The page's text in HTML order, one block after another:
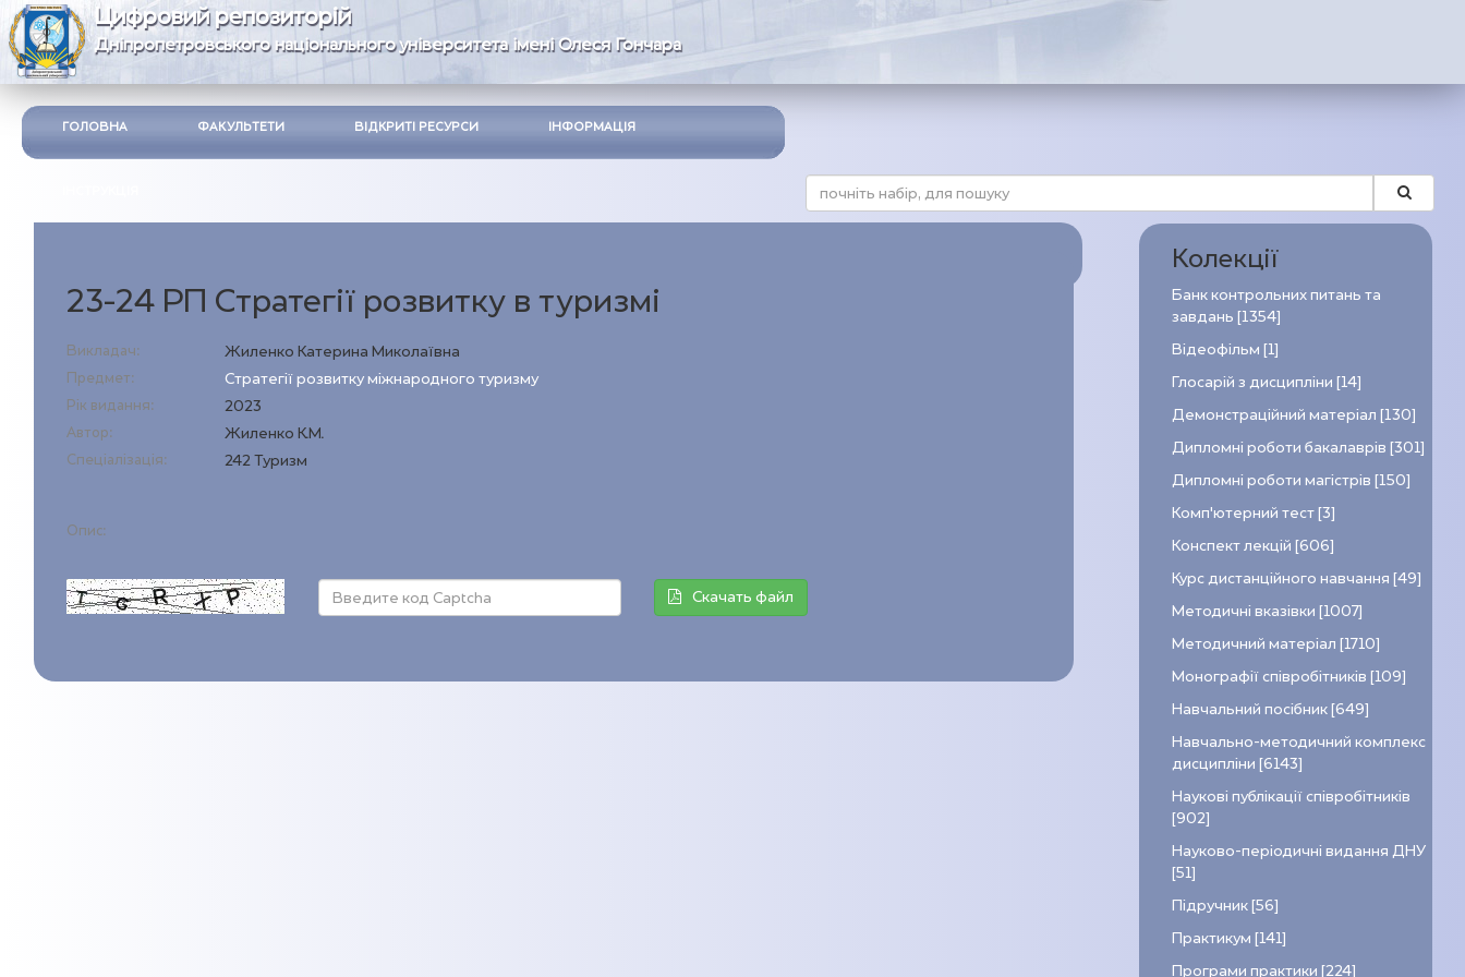
Цифровий репозиторій
Дніпропетровського національного університета імені Олеся Гончара
ГОЛОВНА ФАКУЛЬТЕТИ ВІДКРИТІ РЕСУРСИ ІНФОРМАЦІЯ
23-24 РП Стратегії розвитку в туризмі
Викладач: Жиленко Катерина Миколаївна
Предмет: Стратегії розвитку міжнародного туризму
Рік видання: 2023
Автор: Жиленко К.М.
Спеціалізація: 242 Туризм
Опис:
Скачать файл
Колекції
Банк контрольних питань та
завдань [1354]
Відеофільм [1]
Глосарій з дисципліни [14]
Демонстраційний матеріал [130]
Дипломні роботи бакалаврів [301]
Дипломні роботи магістрів [150]
Комп’ютерний тест [3]
Конспект лекцій [606]
Курс дистанційного навчання [49]
Методичні вказівки [1007]
Методичний матеріал [1710]
Монографії співробітників [109]
Навчальний посібник [649]
Навчально-методичний комплекс
дисципліни [6143]
Наукові публікації співробітників
[902]
Науково-періодичні видання ДНУ
[51]
Підручник [56]
Практикум [141]
Програми практики [224]